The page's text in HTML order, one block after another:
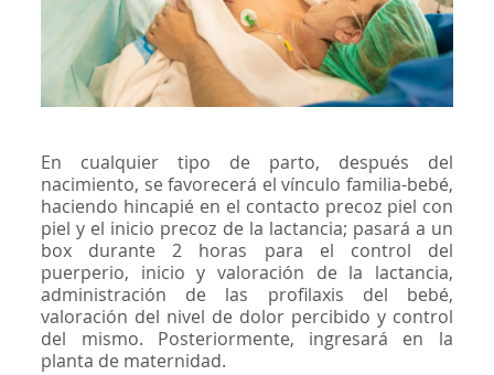
En cualquier tipo de parto, después del
nacimiento, se favorecerá el vínculo familia-bebé,
haciendo hincapié en el contacto precoz piel con
piel y el inicio precoz de la lactancia; pasará a un
box durante 2 horas para el control del
puerperio, inicio y valoración de la lactancia,
administración de las profilaxis del bebé,
valoración del nivel de dolor percibido y control
del mismo. Posteriormente, ingresará en la
planta de maternidad.